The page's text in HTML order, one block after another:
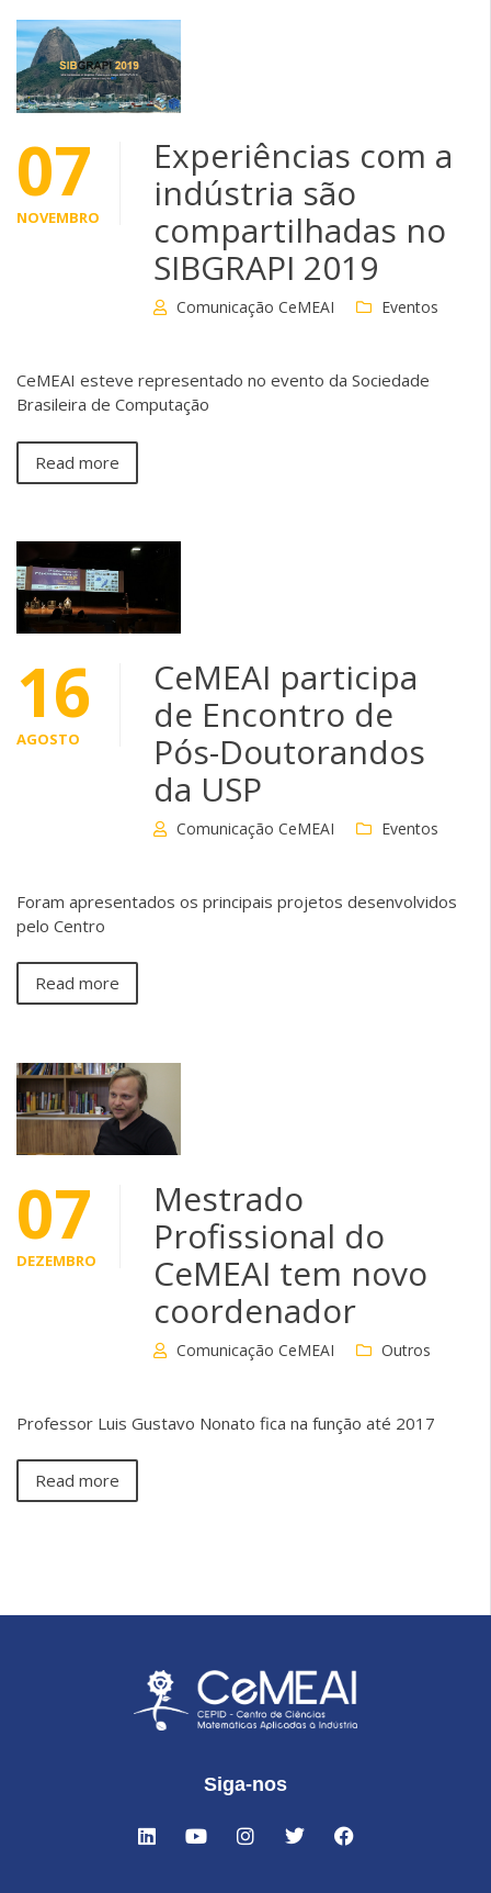
07
NOVEMBRO
Experiências com a
indústria são
compartilhadas no
SIBGRAPI 2019
Comunicação CeMEAI Eventos
CeMEAI esteve representado no evento da Sociedade
Brasileira de Computação
Read more
16
AGOSTO
CeMEAI participa
de Encontro de
Pós-Doutorandos
da USP
Comunicação CeMEAI Eventos
Foram apresentados os principais projetos desenvolvidos
pelo Centro
Read more
07
DEZEMBRO
Mestrado
Profissional do
CeMEAI tem novo
coordenador
Comunicação CeMEAI Outros
Professor Luis Gustavo Nonato fica na função até 2017
Read more
Siga-nos